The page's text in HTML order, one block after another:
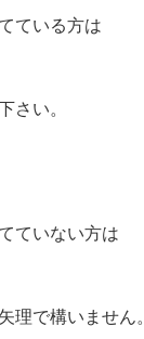
ている方は
さい。
ていない方は
理で構いません。